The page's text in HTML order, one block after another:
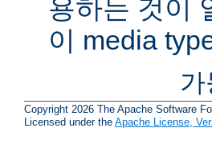
용하는 것이
이 media
Copyright 2026 The Apache Software
Licensed under the Apache License,